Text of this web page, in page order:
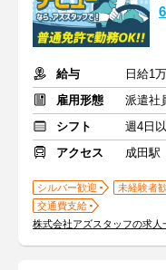
給与
日給1
雇用形態
派遣社
シフト
週4日
アクセス
成田駅
シルバー歓迎 未経験者
交通費支給
株式会社アズスタッフの求人